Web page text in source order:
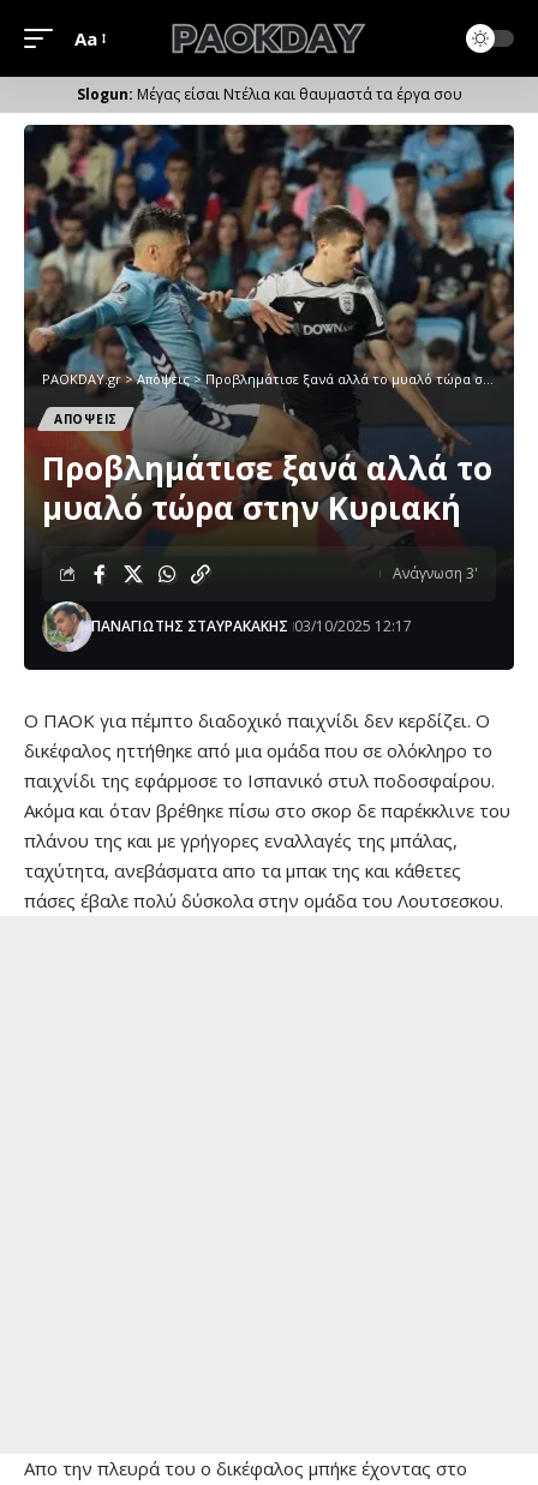
Μέγεθος
Γραμματοσειράς
Aa
Μέγας είσαι Ντέλια και θαυμαστά τα έργα σου
PAOKDAY.gr>Απόψεις>Προβλημάτισε ξανά αλλά το μυαλό τώρα στην Κυριακή
ΑΠΟΨΕΙΣ
Προβλημάτισε ξανά αλλά το
μυαλό τώρα στην Κυριακή
ΠΑΝΑΓΙΩΤΗΣ ΣΤΑΥΡΑΚΑΚΗΣ 03/10/2025 12:17
Ανάγνωση 3'
Ο ΠΑΟΚ για πέμπτο διαδοχικό παιχνίδι δεν κερδίζει. Ο
δικέφαλος ηττήθηκε από μια ομάδα που σε ολόκληρο το
παιχνίδι της εφάρμοσε το Ισπανικό στυλ ποδοσφαίρου.
Ακόμα και όταν βρέθηκε πίσω στο σκορ δε παρέκκλινε του
πλάνου της και με γρήγορες εναλλαγές της μπάλας,
ταχύτητα, ανεβάσματα απο τα μπακ της και κάθετες
πάσες έβαλε πολύ δύσκολα στην ομάδα του Λουτσεσκου.
Απο την πλευρά του ο δικέφαλος μπήκε έχοντας στο